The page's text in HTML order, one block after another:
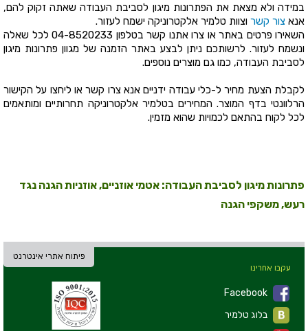
במידה ולא מצאת את הפתרונות מיגון לסביבת העבודה שאתה זקוק להם,
אנא צור קשר וצוות טלמיר אלקטרוניקה ישמח לעזור.
השאירו פרטים באתר או צרו אתנו קשר בטלפון 04-8520233 לכל שאלה
ונשמח לעזור. לרשותכם ניתן לבצע באתר הזמנה של מגוון פתרונות מיגון
לסביבת העבודה, כמו גם מוצרים נוספים.
לקבלת הצעת מחיר ל-כלי עבודה ידניים אנא צרו קשר או ליחצו על הקישור
הרלוונטי בדף המוצר. המחירים בטלמיר אלקטרוניקה תחרותיים ומותאמים
לכל לקוח בהתאם לכמויות שהוא מזמין.
פתרונות מיגון לסביבת העבודה: אטמי אוזניים, אוזניות הגנה נגד
רעש, משקפי הגנה
פיתוח אתרי אינטרנט
עקבו אחרינו
Facebook